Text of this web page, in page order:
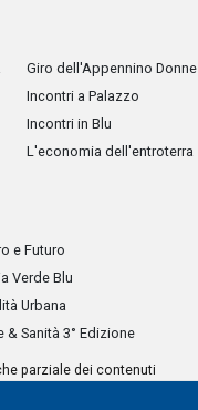
Giro dell'Appennino Donne
Incontri a Palazzo
Incontri in Blu
L'economia dell'entroterra
e Futuro
Verde Blu
Urbana
& Sanità 3° Edizione
parziale dei contenuti